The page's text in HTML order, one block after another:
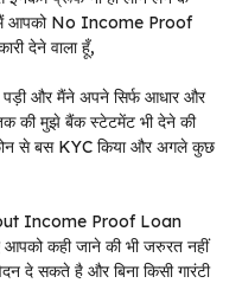
मैं आपको No Income Proof
देने वाला हूँ,
और मैंने अपने सिर्फ आधार और
की मुझे बैंक स्टेटमेंट भी देने की
से बस KYC किया और अगले कुछ
Income Proof Loan
कही जाने की भी जरुरत नहीं
दे सकते है और बिना किसी गारंटी